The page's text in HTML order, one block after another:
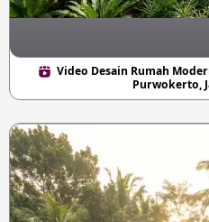
Video Desain Rumah
Purwokerto,